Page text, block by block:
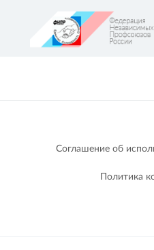
Соглашение об
Политика